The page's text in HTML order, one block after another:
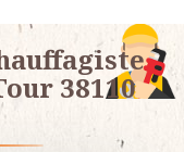
38110